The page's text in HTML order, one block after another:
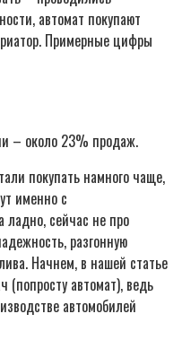
автомат покупают
Примерные цифры
– около 23% продаж.
покупать намного чаще,
именно с
ладно, сейчас не про
разгонную
Начнем, в нашей статье
(попросту автомат), ведь
автомобилей